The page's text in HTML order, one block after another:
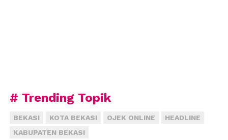
# Trending Topik
BEKASI KOTA BEKASI OJEK ONLINE
HEADLINE
KABUPATEN BEKASI